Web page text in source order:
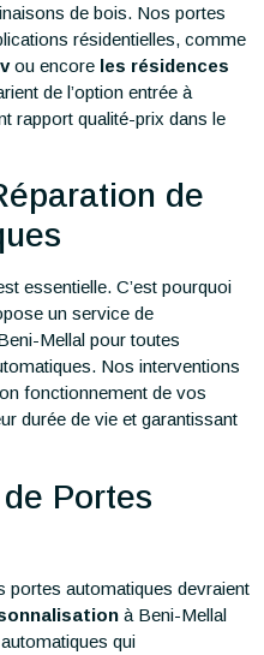
de bois. Nos portes
résidentielles, comme
ou encore les résidences
de l’option entrée à
rapport qualité-prix dans le
de
essentielle. C’est pourquoi
un service de
Mellal pour toutes
Nos interventions
fonctionnement de vos
durée de vie et garantissant
Portes
portes automatiques devraient
à Beni-Mellal
qui